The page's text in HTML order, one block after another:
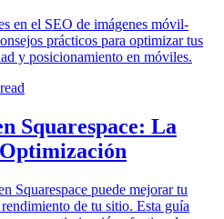
en el SEO de imágenes móvil-
prácticos para optimizar tus
y posicionamiento en móviles.
Squarespace: La
Squarespace puede mejorar tu
de tu sitio. Esta guía